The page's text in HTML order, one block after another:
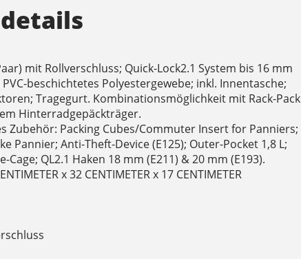
mit Rollverschluss; Quick-Lock2.1 System bis 16 mm
beschichtetes Polyestergewebe; inkl. Innentasche;
Tragegurt. Kombinationsmöglichkeit mit Rack-Pack
Hinterradgepäckträger.
Zubehör: Packing Cubes/Commuter Insert for Panniers;
Pannier; Anti-Theft-Device (E125); Outer-Pocket 1,8 L;
Cage; QL2.1 Haken 18 mm (E211) & 20 mm (E193).
x 32 CENTIMETER x 17 CENTIMETER